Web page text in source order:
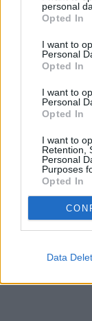
personal
Opted In
I want to
Personal
Opted In
I want to
Personal
Opted In
I want to
Retention,
Personal
Purposes
Opted In
Data